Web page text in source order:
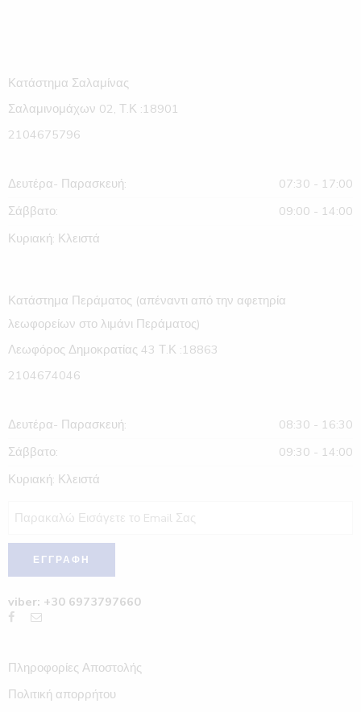
Κατάστημα Σαλαμίνας
Σαλαμινομάχων 02, Τ.Κ :18901
2104675796
Δευτέρα- Παρασκευή:
07:30 - 17:00
Σάββατο:
09:00 - 14:00
Κυριακή: Κλειστά
Κατάστημα Περάματος (απέναντι από την αφετηρία
λεωφορείων στο λιμάνι Περάματος)
Λεωφόρος Δημοκρατίας 43 Τ.Κ :18863
2104674046
Δευτέρα- Παρασκευή:
08:30 - 16:30
Σάββατο:
09:30 - 14:00
Κυριακή: Κλειστά
viber: +30 6973797660
Πληροφορίες Αποστολής
Πολιτική απορρήτου